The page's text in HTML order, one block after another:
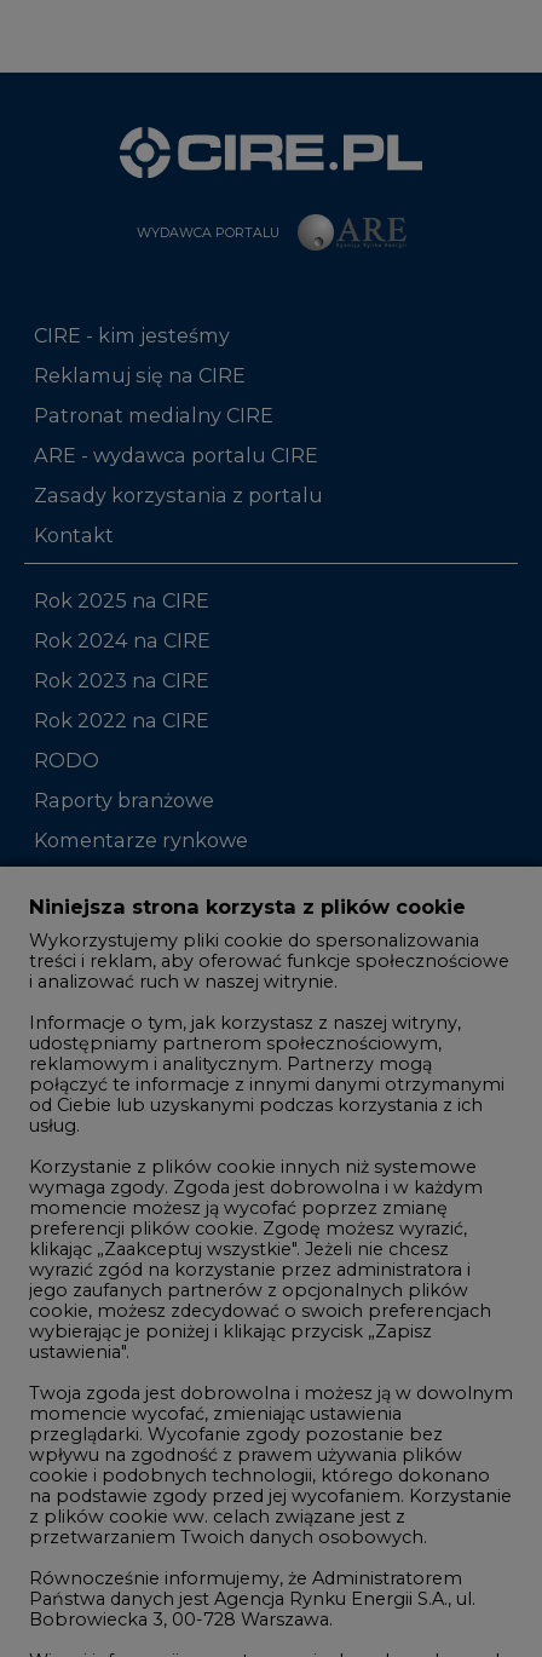
WYDAWCA PORTALU
CIRE - kim jesteśmy
Reklamuj się na CIRE
Patronat medialny CIRE
ARE - wydawca portalu CIRE
Zasady korzystania z portalu
Kontakt
Rok 2025 na CIRE
Rok 2024 na CIRE
Rok 2023 na CIRE
Rok 2022 na CIRE
RODO
Raporty branżowe
Komentarze rynkowe
Zmiany kadrowe na rynku
Studio CIRE
Rozmowy o energetyce
Gospodarka
Geopolityka
LTE450
Innowacje i AI
Telekomunikacja i IT
Handel emisjami CO2
Wodór
Górnictwo
Atom
Fotowoltaika
Offshore wind
Zielone samorządy
Zielona gospodarka
Niniejsza strona korzysta z plików cookie
Wykorzystujemy pliki cookie do spersonalizowania
treści i reklam, aby oferować funkcje społecznościowe
i analizować ruch w naszej witrynie.
Informacje o tym, jak korzystasz z naszej witryny,
udostępniamy partnerom społecznościowym,
reklamowym i analitycznym. Partnerzy mogą
połączyć te informacje z innymi danymi otrzymanymi
od Ciebie lub uzyskanymi podczas korzystania z ich
usług.
Korzystanie z plików cookie innych niż systemowe
wymaga zgody. Zgoda jest dobrowolna i w każdym
momencie możesz ją wycofać poprzez zmianę
preferencji plików cookie. Zgodę możesz wyrazić,
klikając „Zaakceptuj wszystkie". Jeżeli nie chcesz
wyrazić zgód na korzystanie przez administratora i
jego zaufanych partnerów z opcjonalnych plików
cookie, możesz zdecydować o swoich preferencjach
wybierając je poniżej i klikając przycisk „Zapisz
ustawienia".
Twoja zgoda jest dobrowolna i możesz ją w dowolnym
momencie wycofać, zmieniając ustawienia
przeglądarki. Wycofanie zgody pozostanie bez
wpływu na zgodność z prawem używania plików
cookie i podobnych technologii, którego dokonano
na podstawie zgody przed jej wycofaniem. Korzystanie
z plików cookie ww. celach związane jest z
przetwarzaniem Twoich danych osobowych.
Równocześnie informujemy, że Administratorem
Państwa danych jest Agencja Rynku Energii S.A., ul.
Bobrowiecka 3, 00-728 Warszawa.